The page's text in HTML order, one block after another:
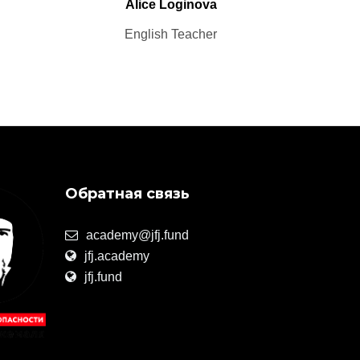
Alice Loginova
English Teacher
Обратная связь
academy@jfj.fund
jfj.academy
jfj.fund